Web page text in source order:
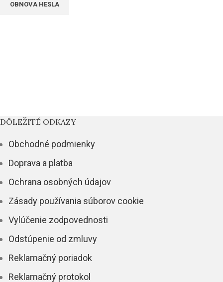
OBNOVA HESLA
DÔLEŽITÉ ODKAZY
Obchodné podmienky
Doprava a platba
Ochrana osobných údajov
Zásady používania súborov cookie
Vylúčenie zodpovednosti
Odstúpenie od zmluvy
Reklamačný poriadok
Reklamačný protokol